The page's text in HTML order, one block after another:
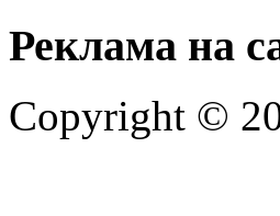
Реклама на
Copyright ©